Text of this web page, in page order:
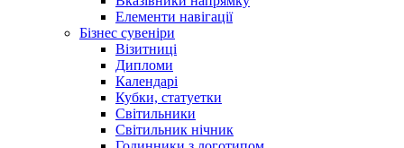
Елементи навігації
Бізнес сувеніри
Візитниці
Дипломи
Календарі
Кубки, статуетки
Світильники
Світильник нічник